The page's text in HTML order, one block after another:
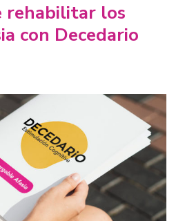
rehabilitar los
con Decedario